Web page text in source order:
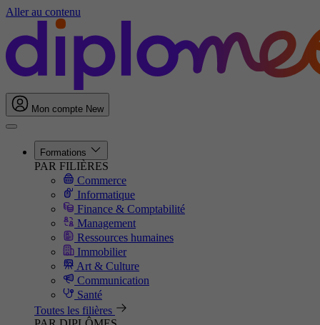
Aller au contenu
Mon compte New
Formations
PAR FILIÈRES
Commerce
Informatique
Finance & Comptabilité
Management
Ressources humaines
Immobilier
Art & Culture
Communication
Santé
Toutes les filières